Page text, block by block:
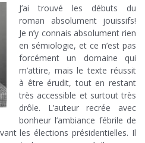
J’ai trouvé les débuts du
roman absolument jouissifs!
Je n’y connais absolument rien
en sémiologie, et ce n’est pas
forcément un domaine qui
m’attire, mais le texte réussit
à être érudit, tout en restant
très accessible et surtout très
drôle. L’auteur recrée avec
bonheur l’ambiance fébrile de
les élections présidentielles. Il